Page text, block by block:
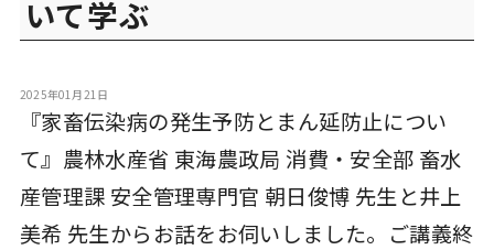
いて学ぶ
2025年01月21日
『家畜伝染病の発生予防とまん延防止につい
て』農林水産省 東海農政局 消費・安全部 畜水
産管理課 安全管理専門官 朝日俊博 先生と井上
美希 先生からお話をお伺いしました。ご講義終